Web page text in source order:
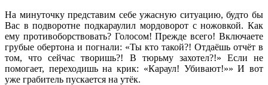
На минуточку представим себе ужасную ситуацию, будто бы
Вас в подворотне подкараулил мордоворот с ножовкой. Как
ему противоборствовать? Голосом! Прежде всего! Включаете
грубые обертона и погнали: «Ты кто такой?! Отдаёшь отчёт в
том, что сейчас творишь?! В тюрьму захотел?!» Если не
помогает, переходишь на крик: «Караул! Убивают!»» И вот
уже грабитель пускается на утёк.